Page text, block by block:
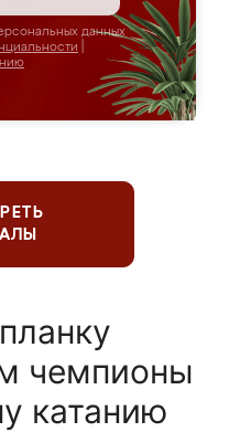
данных
чемпионы
катанию